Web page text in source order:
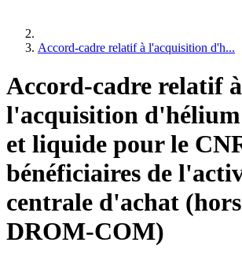
Accord-cadre relatif à l'acquisition d'h...
Accord-cadre relatif à
l'acquisition d'hélium
et liquide pour le
bénéficiaires de
centrale d'achat
DROM-COM)